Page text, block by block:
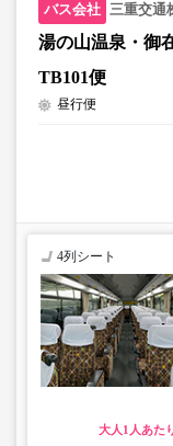
三重交通
湯の山温泉・御
TB101便
昼行便
4列シート
大人